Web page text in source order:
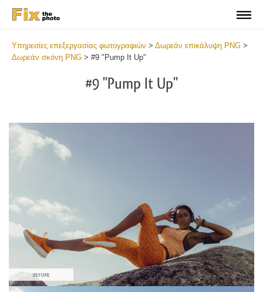
Υπηρεσίες επεξεργασίας φωτογραφιών > Δωρεάν επικάλυψη PNG >
Δωρεάν σκόνη PNG > #9 "Pump It Up"
#9 "Pump It Up"